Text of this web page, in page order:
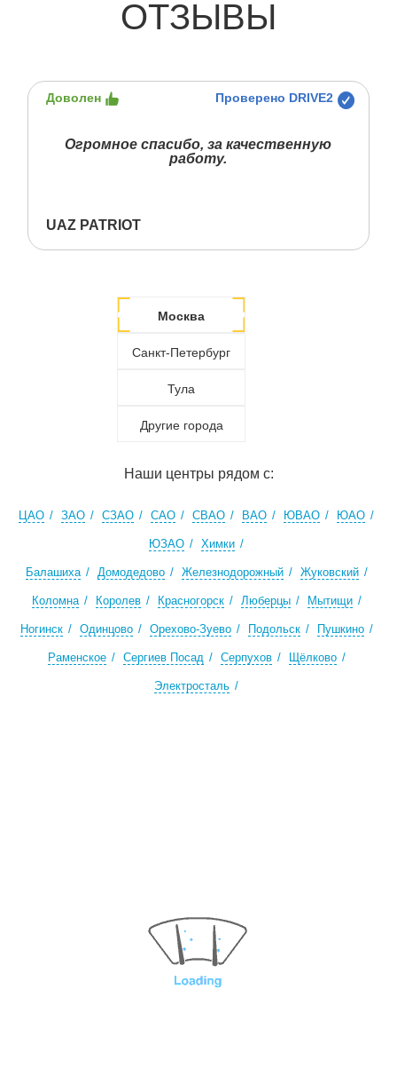
ОТЗЫВЫ
Доволен Проверено DRIVE2
Огромное спасибо, за качественную
работу.
UAZ PATRIOT
Москва
Санкт-Петербург
Тула
Другие города
Наши центры рядом с:
ЦАО ЗАО СЗАО САО СВАО ВАО ЮВАО ЮАО
ЮЗАО Химки
Балашиха Домодедово Железнодорожный Жуковский
Коломна Королев Красногорск Люберцы Мытищи
Ногинск Одинцово Орехово-Зуево Подольск Пушкино
Раменское Сергиев Посад Серпухов Щёлково
Электросталь